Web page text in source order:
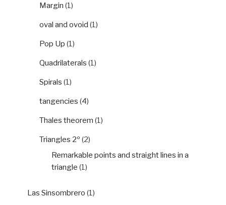
Margin (1)
oval and ovoid (1)
Pop Up (1)
Quadrilaterals (1)
Spirals (1)
tangencies (4)
Thales theorem (1)
Triangles 2º (2)
Remarkable points and straight lines in a
triangle (1)
Las Sinsombrero (1)